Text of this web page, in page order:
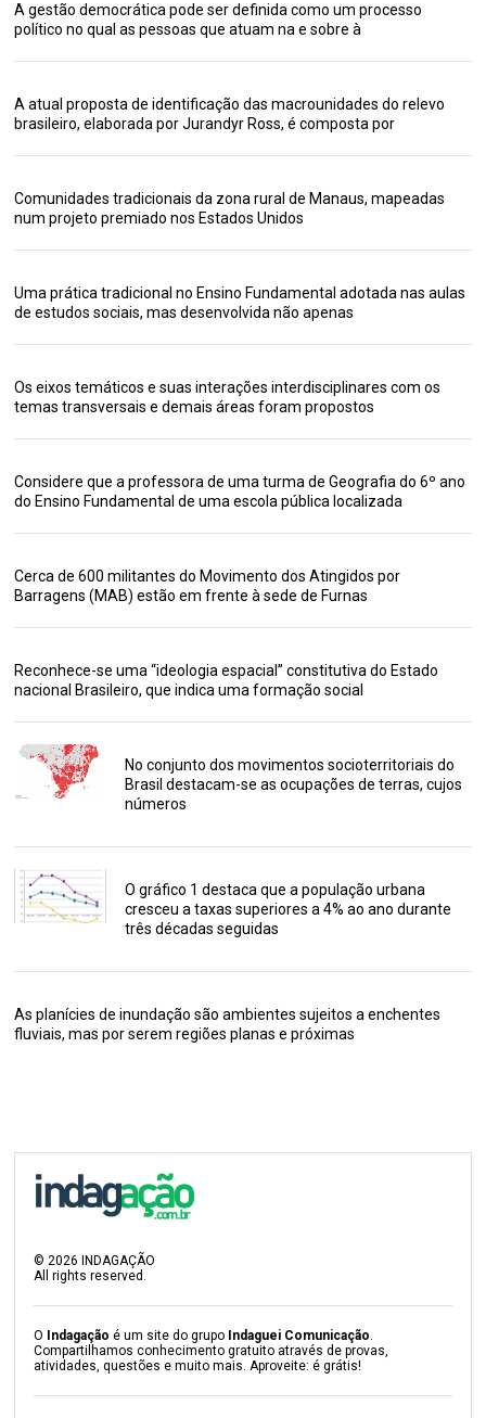
A gestão democrática pode ser definida como um processo
político no qual as pessoas que atuam na e sobre à
A atual proposta de identificação das macrounidades do relevo
brasileiro, elaborada por Jurandyr Ross, é composta por
Comunidades tradicionais da zona rural de Manaus, mapeadas
num projeto premiado nos Estados Unidos
Uma prática tradicional no Ensino Fundamental adotada nas aulas
de estudos sociais, mas desenvolvida não apenas
Os eixos temáticos e suas interações interdisciplinares com os
temas transversais e demais áreas foram propostos
Considere que a professora de uma turma de Geografia do 6º ano
do Ensino Fundamental de uma escola pública localizada
Cerca de 600 militantes do Movimento dos Atingidos por
Barragens (MAB) estão em frente à sede de Furnas
Reconhece-se uma “ideologia espacial” constitutiva do Estado
nacional Brasileiro, que indica uma formação social
No conjunto dos movimentos socioterritoriais do
Brasil destacam-se as ocupações de terras, cujos
números
O gráfico 1 destaca que a população urbana
cresceu a taxas superiores a 4% ao ano durante
três décadas seguidas
As planícies de inundação são ambientes sujeitos a enchentes
fluviais, mas por serem regiões planas e próximas
©2026 INDAGAÇÃO
All rights reserved.
O Indagação é um site do grupo Indaguei Comunicação.
Compartilhamos conhecimento gratuito através de provas,
atividades, questões e muito mais. Aproveite: é grátis!